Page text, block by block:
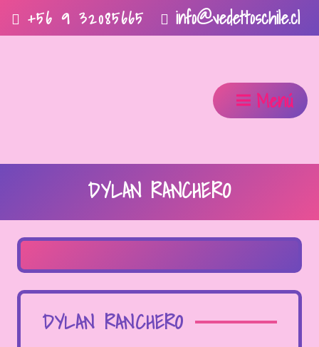
+56 9 32085665 info@vedettoschile.cl
Menú
DYLAN RANCHERO
DYLAN RANCHERO